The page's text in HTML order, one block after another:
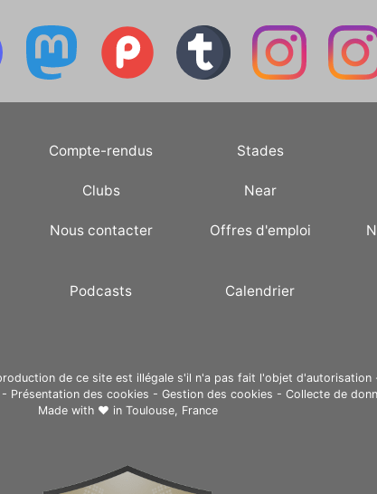
Compte-rendus Stades
Clubs Near
Nous contacter Offres d'emploi
Podcasts Calendrier
de ce site est illégale s'il n'a pas fait l'objet d'autorisation
- Présentation des cookies - Gestion des cookies - Collecte de
Made with ❤ in Toulouse, France